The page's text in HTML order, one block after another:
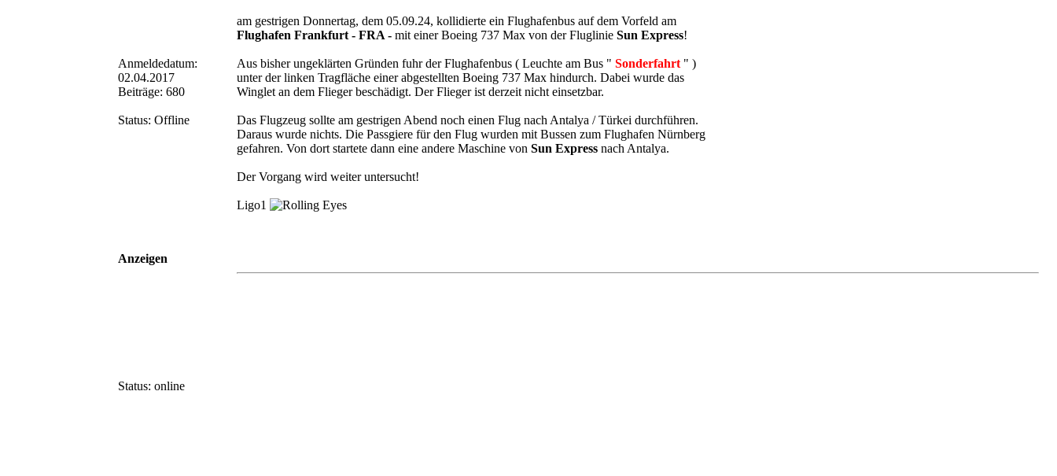
Anmeldedatum:
02.04.2017
Beiträge: 680
Status: Offline
am gestrigen Donnertag, dem 05.09.24, kollidierte ein Flughafenbus auf dem Vorfeld am
Flughafen Frankfurt - FRA - mit einer Boeing 737 Max von der Fluglinie Sun Express!
Aus bisher ungeklärten Gründen fuhr der Flughafenbus ( Leuchte am Bus " Sonderfahrt " )
unter der linken Tragfläche einer abgestellten Boeing 737 Max hindurch. Dabei wurde das
Winglet an dem Flieger beschädigt. Der Flieger ist derzeit nicht einsetzbar.
Das Flugzeug sollte am gestrigen Abend noch einen Flug nach Antalya / Türkei durchführen.
Daraus wurde nichts. Die Passgiere für den Flug wurden mit Bussen zum Flughafen Nürnberg
gefahren. Von dort startete dann eine andere Maschine von Sun Express nach Antalya.
Der Vorgang wird weiter untersucht!
Ligo1
Anzeigen
Status: online